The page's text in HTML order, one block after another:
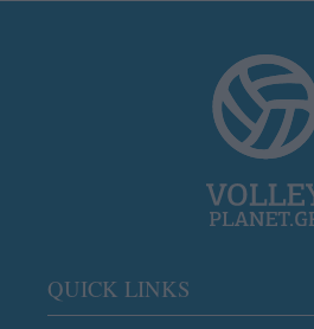
QUICK LINKS